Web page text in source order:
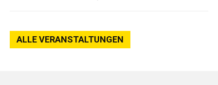
ALLE VERANSTALTUNGEN